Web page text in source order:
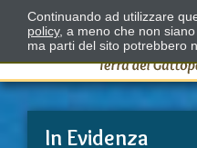
In Evidenza
Continuando ad utilizzare
policy, a meno che non
ma parti del sito potrebbero